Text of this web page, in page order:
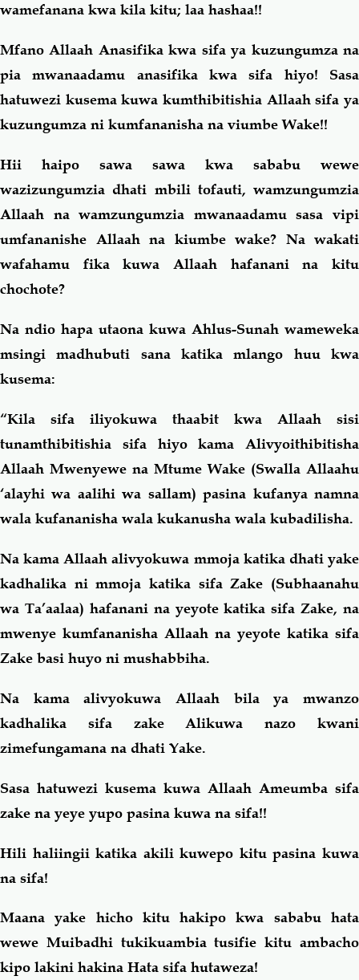
wamefanana kwa kila kitu; laa hashaa!!
Mfano Allaah Anasifika kwa sifa ya kuzungumza na
pia mwanaadamu anasifika kwa sifa hiyo! Sasa
hatuwezi kusema kuwa kumthibitishia Allaah sifa ya
kuzungumza ni kumfananisha na viumbe Wake!!
Hii haipo sawa sawa kwa sababu wewe
wazizungumzia dhati mbili tofauti, wamzungumzia
Allaah na wamzungumzia mwanaadamu sasa vipi
umfananishe Allaah na kiumbe wake? Na wakati
wafahamu fika kuwa Allaah hafanani na kitu
chochote?
Na ndio hapa utaona kuwa Ahlus-Sunah wameweka
msingi madhubuti sana katika mlango huu kwa
kusema:
“Kila sifa iliyokuwa thaabit kwa Allaah sisi
tunamthibitishia sifa hiyo kama Alivyoithibitisha
Allaah Mwenyewe na Mtume Wake (Swalla Allaahu
‘alayhi wa aalihi wa sallam) pasina kufanya namna
wala kufananisha wala kukanusha wala kubadilisha.
Na kama Allaah alivyokuwa mmoja katika dhati yake
kadhalika ni mmoja katika sifa Zake (Subhaanahu
wa Ta’aalaa) hafanani na yeyote katika sifa Zake, na
mwenye kumfananisha Allaah na yeyote katika sifa
Zake basi huyo ni mushabbiha.
Na kama alivyokuwa Allaah bila ya mwanzo
kadhalika sifa zake Alikuwa nazo kwani
zimefungamana na dhati Yake.
Sasa hatuwezi kusema kuwa Allaah Ameumba sifa
zake na yeye yupo pasina kuwa na sifa!!
Hili haliingii katika akili kuwepo kitu pasina kuwa
na sifa!
Maana yake hicho kitu hakipo kwa sababu hata
wewe Muibadhi tukikuambia tusifie kitu ambacho
kipo lakini hakina Hata sifa hutaweza!